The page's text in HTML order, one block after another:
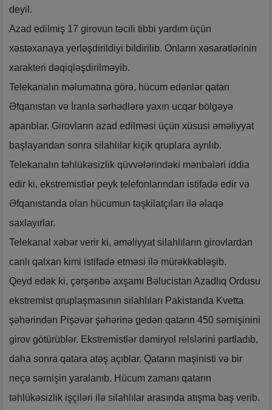
deyil.
Azad edilmiş 17 girovun təcili tibbi yardım üçün
xəstəxanaya yerləşdirildiyi bildirilib. Onların xəsarətlərinin
xarakteri dəqiqləşdirilməyib.
Telekanalın məlumatına görə, hücum edənlər qatarı
Əfqanıstan və İranla sərhədlərə yaxın ucqar bölgəyə
aparıblar. Girovların azad edilməsi üçün xüsusi əməliyyat
başlayandan sonra silahlılar kiçik qruplara ayrılıb.
Telekanalın təhlükəsizlik qüvvələrindəki mənbələri iddia
edir ki, ekstremistlər peyk telefonlarından istifadə edir və
Əfqanıstanda olan hücumun təşkilatçıları ilə əlaqə
saxlayırlar.
Telekanal xəbər verir ki, əməliyyat silahlıların girovlardan
canlı qalxan kimi istifadə etməsi ilə mürəkkəbləşib.
Qeyd edək ki, çərşənbə axşamı Bəlucistan Azadlıq Ordusu
ekstremist qruplaşmasının silahlıları Pakistanda Kvetta
şəhərindən Pişəvər şəhərinə gedən qatarın 450 sərnişinini
girov götürüblər. Ekstremistlər dəmiryol relslərini partladıb,
daha sonra qatara atəş açıblar. Qatarın maşinisti və bir
neçə sərnişin yaralanıb. Hücum zamanı qatarın
təhlükəsizlik işçiləri ilə silahlılar arasında atışma baş verib.